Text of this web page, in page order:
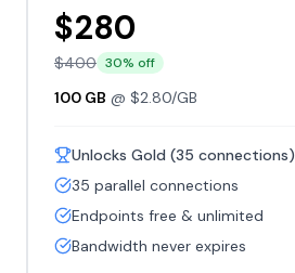
$280
$400 30% off
100 GB @ $2.80/GB
Unlocks Gold (35 connections)
35 parallel connections
Endpoints free & unlimited
Bandwidth never expires